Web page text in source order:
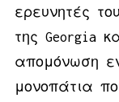
ερευνητές
της Georgia
απομόνωση
μονοπάτια